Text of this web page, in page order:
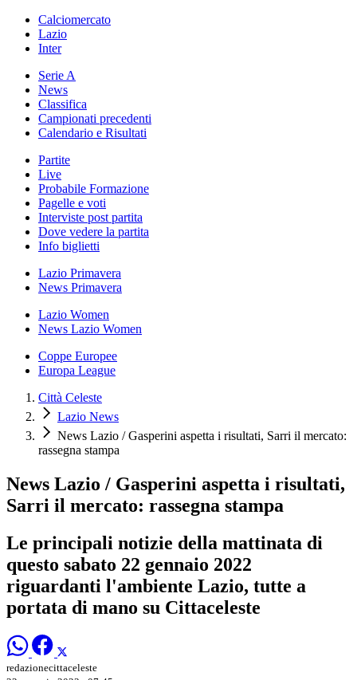
Calciomercato
Lazio
Inter
Serie A
News
Classifica
Campionati precedenti
Calendario e Risultati
Partite
Live
Probabile Formazione
Pagelle e voti
Interviste post partita
Dove vedere la partita
Info biglietti
Lazio Primavera
News Primavera
Lazio Women
News Lazio Women
Coppe Europee
Europa League
Città Celeste
Lazio News
News Lazio / Gasperini aspetta i risultati, Sarri il mercato:
rassegna stampa
News Lazio / Gasperini aspetta i risultati,
Sarri il mercato: rassegna stampa
Le principali notizie della mattinata di
questo sabato 22 gennaio 2022
riguardanti l'ambiente Lazio, tutte a
portata di mano su Cittaceleste
redazionecittaceleste